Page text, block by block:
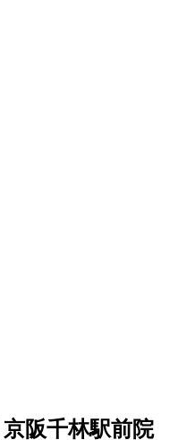
阪千林駅前院